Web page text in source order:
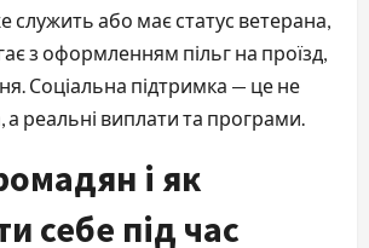
служить або має статус ветерана,
з оформленням пільг на проїзд,
Соціальна підтримка — це не
а реальні виплати та програми.
і як
себе під час